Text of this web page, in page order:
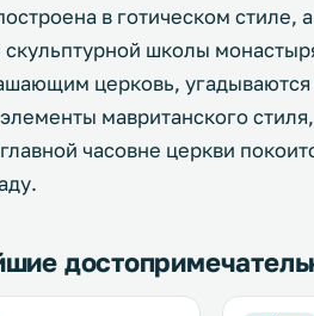
в готическом стиле,
школы
церковь,
мавританского
часовне церкви